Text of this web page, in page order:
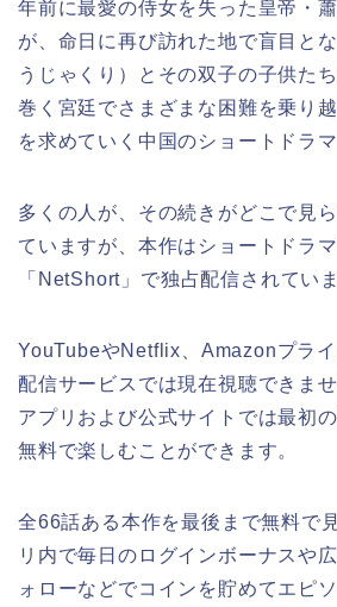
年前に最愛の侍女を失った皇帝・
が、命日に再び訪れた地で盲目と
うじゃくり）とその双子の子供た
巻く宮廷でさまざまな困難を乗り
を求めていく中国のショートドラマ
多くの人が、その続きがどこで見
ていますが、本作はショートドラ
「NetShort」で独占配信されていま
YouTubeやNetflix、Amazonプラ
配信サービスでは現在視聴できま
アプリおよび公式サイトでは最初
無料で楽しむことができます。
全66話ある本作を最後まで無料で
リ内で毎日のログインボーナスや
ォローなどでコインを貯めてエピ